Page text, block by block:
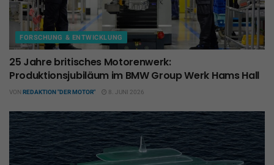
FORSCHUNG & ENTWICKLUNG
25 Jahre britisches Motorenwerk:
Produktionsjubiläum im BMW Group Werk Hams Hall
VON REDAKTION "DER MOTOR" 8. JUNI 2026